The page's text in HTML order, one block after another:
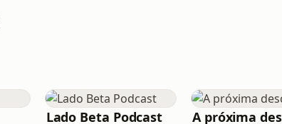
Lado Beta Podcast